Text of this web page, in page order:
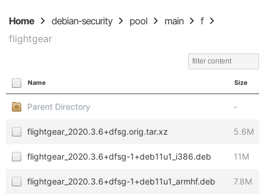
Home debian-security pool main
f
flightgear
Name Size
Parent Directory -
flightgear_2020.3.6+dfsg.orig.tar.xz 5.6M
flightgear_2020.3.6+dfsg-1+deb11u1_i386.deb 11M
flightgear_2020.3.6+dfsg-1+deb11u1_armhf.deb 7.8M